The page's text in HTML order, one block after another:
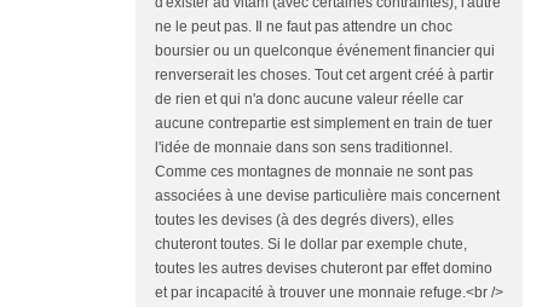
ne le peut pas. Il ne faut pas attendre un choc
boursier ou un quelconque événement financier qui
renverserait les choses. Tout cet argent créé à partir
de rien et qui n'a donc aucune valeur réelle car
aucune contrepartie est simplement en train de tuer
l'idée de monnaie dans son sens traditionnel.
Comme ces montagnes de monnaie ne sont pas
associées à une devise particulière mais concernent
toutes les devises (à des degrés divers), elles
chuteront toutes. Si le dollar par exemple chute,
toutes les autres devises chuteront par effet domino
et par incapacité à trouver une monnaie refuge.<br />